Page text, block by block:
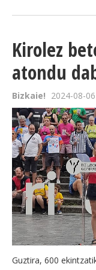
Kirolez
atondu
Bizkaie! 2024-08-
Guztira, 600